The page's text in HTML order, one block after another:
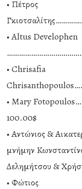
• Πέτρος
• Altus Develophen
• Chrisafia
• Mary
100.00$
• Αντώνιος &
μνήμην
Δελημήτσου &
• Φώτιος